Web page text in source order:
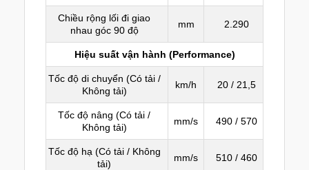
Chiều rộng lối đi giao
nhau góc 90 độ
mm 2.290
Hiệu suất vận hành (Performance)
Tốc độ di chuyển (Có tải /
Không tải)
km/h 20 / 21,5
Tốc độ nâng (Có tải /
Không tải)
mm/s 490 / 570
Tốc độ hạ (Có tải / Không
tải)
mm/s 510 / 460